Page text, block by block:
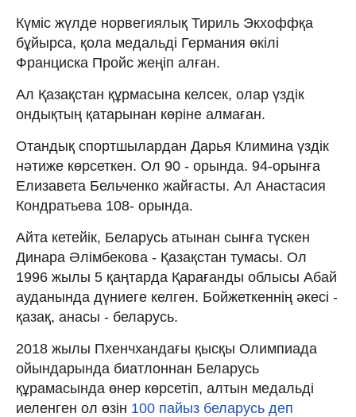
Күміс жүлде норвегиялық Тириль Экхоффқа
бұйырса, қола медальді Германия өкілі
Франциска Пройс жеңіп алған.
Ал Қазақстан құрмасына келсек, олар үздік
ондықтың қатарынан көріне алмаған.
Отандық спортшылардан Дарья Климина үздік
нәтиже көрсеткен. Ол 90 - орында. 94-орынға
Елизавета Бельченко жайғасты. Ал Анастасия
Кондратьева 108- орында.
Айта кетейік, Беларусь атынан сынға түскен
Динара Әлімбекова - Қазақстан тумасы. Ол
1996 жылы 5 қаңтарда Қарағанды облысы Абай
ауданында дүниеге келген. Бойжеткеннің әкесі -
қазақ, анасы - беларусь.
2018 жылы Пхенчхандағы қысқы Олимпиада
ойындарында биатлоннан Беларусь
құрамасында өнер көрсетіп, алтын медальді
иеленген ол өзін 100 пайыз беларусь деп